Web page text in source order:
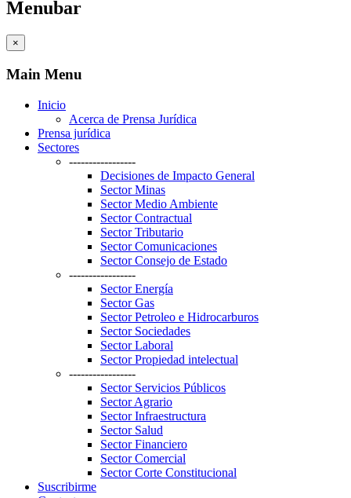
Menubar
×
Main Menu
Inicio
Acerca de Prensa Jurídica
Prensa jurídica
Sectores
-----------------
Decisiones de Impacto General
Sector Minas
Sector Medio Ambiente
Sector Contractual
Sector Tributario
Sector Comunicaciones
Sector Consejo de Estado
-----------------
Sector Energía
Sector Gas
Sector Petroleo e Hidrocarburos
Sector Sociedades
Sector Laboral
Sector Propiedad intelectual
-----------------
Sector Servicios Públicos
Sector Agrario
Sector Infraestructura
Sector Salud
Sector Financiero
Sector Comercial
Sector Corte Constitucional
Suscribirme